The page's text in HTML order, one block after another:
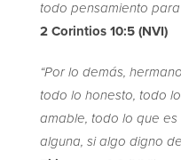
todo pensamiento
2 Corintios‬ ‭10:5 (NVI)
“Por lo demás,
todo lo honesto, todo
amable, todo lo que
alguna, si algo digno